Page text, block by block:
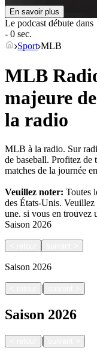
En savoir plus
Le podcast débute dans
- 0 sec.
Sport MLB
MLB
majeure
la radio
MLB à la radio. Sur
de baseball. Profitez de
matches de la journée
Veuillez noter: Toutes
des États-Unis. Veuillez
une. si vous en trouvez
Saison 2026
Saison 2026
|
Saison 2026
|